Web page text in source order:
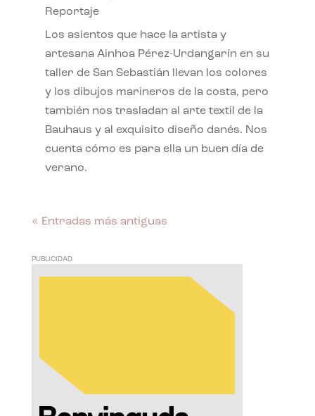
Reportaje
Los asientos que hace la artista y
artesana Ainhoa Pérez-Urdangarín en su
taller de San Sebastián llevan los colores
y los dibujos marineros de la costa, pero
también nos trasladan al arte textil de la
Bauhaus y al exquisito diseño danés. Nos
cuenta cómo es para ella un buen día de
verano.
« Entradas más antiguas
PUBLICIDAD